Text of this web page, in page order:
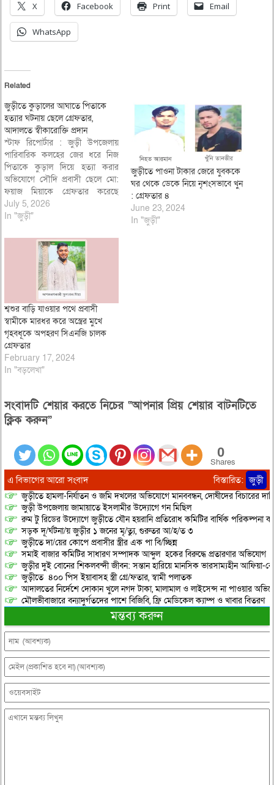
X Facebook Print Email
WhatsApp
Related
জুড়ীতে কুড়ালের আঘাতে পিতাকে
হত্যার ঘটনায় ছেলে গ্রেফতার,
আদালতে স্বীকারোক্তি প্রদান
স্টাফ রিপোর্টার : জুড়ী উপজেলায়
পারিবারিক কলহের জের ধরে নিজ
পিতাকে কুড়াল দিয়ে হত্যা করার
অভিযোগে সৌদি প্রবাসী ছেলে মো:
ফয়াজ মিয়াকে গ্রেফতার করেছে
পুলিশ। মো: ফয়াজ মিয়াকে ৩ জুলাই
দিবাগত রাত ২টার দিকে ঢাকার
এলাকা থেকে গ্রেফতার করা হয়। ২৬
জুন রাত আনুমানিক ৮টার দিকে…
July 5, 2026
In "জুড়ী"
জুড়ীতে পাওনা টাকার জেরে যুবককে
ঘর থেকে ডেকে নিয়ে নৃশংসভাবে খুন
: গ্রেফতার ৪
June 23, 2024
In "জুড়ী"
শ্বশুর বাড়ি যাওয়ার পথে প্রবাসী
স্বামীকে মারধর করে অস্ত্রের মুখে
গৃহবধূকে অপহরণ সিএনজি চালক
গ্রেফতার
February 17, 2024
In "বড়লেখা"
সংবাদটি শেয়ার করতে নিচের “আপনার প্রিয় শেয়ার বাটনটিতে
ক্লিক করুন”
0
Shares
এ বিভাগের আরো সংবাদ বিস্তারিত: জুড়ী
জুড়ীতে হামলা-নির্যাতন ও জমি দখলের অভিযোগে মানববন্ধন, দোষীদের বিচারের দাবি
জুড়ী উপজেলায় জামায়াতে ইসলামীর উদ্যোগে গন মিছিল
রুম টু রিডের উদ্যোগে জুড়ীতে যৌন হয়রানি প্রতিরোধ কমিটির বার্ষিক পরিকল্পনা
সড়ক দূ/র্ঘটনা/য় জুড়ীর ১ জনের মৃ/ত্যু, গুরুতর আ/হ/ত ৩
জুড়ীতে দা/য়ের কোপে প্রবাসীর স্ত্রীর এক পা বি/চ্ছিন্ন
সমাই বাজার কমিটির সাধারণ সম্পাদক আব্দুল হকের বিরুদ্ধে প্রতারণার অভিযোগ
জুড়ীর দুই বোনের শিকলবন্দী জীবন: সন্তান হারিয়ে মানসিক ভারসাম্যহীন আফিয়া-
জুড়ীতে ৪০০ পিস ইয়াবাসহ স্ত্রী গ্রে/ফতার, স্বামী পলাতক
আদালতের নির্দেশে দোকান খুলে নগদ টাকা, মালামাল ও লাইসেন্স না পাওয়ার
মৌলভীবাজারে বন্যাদুর্গতদের পাশে বিজিবি, ফ্রি মেডিকেল ক্যাম্প ও খাবার বিতরণ
মন্তব্য করুন